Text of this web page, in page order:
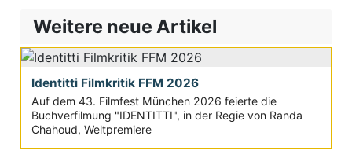
Weitere neue Artikel
Identitti Filmkritik FFM 2026
Auf dem 43. Filmfest München 2026 feierte die
Buchverfilmung "IDENTITTI", in der Regie von Randa
Chahoud, Weltpremiere